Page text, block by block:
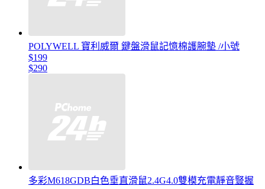
POLYWELL 寶利威爾 鍵盤滑鼠記憶棉護腕墊 /小號
$199
$290
多彩M618GDB白色垂直滑鼠2.4G4.0雙模充電靜音豎握